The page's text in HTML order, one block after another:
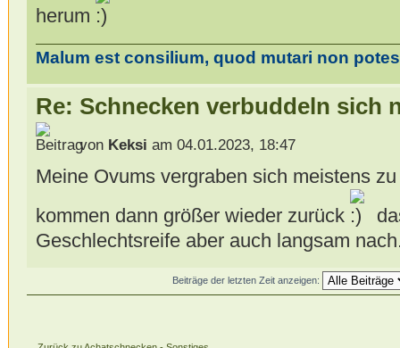
herum
Malum est consilium, quod mutari non
Re: Schnecken verbuddeln sich
von Keksi am 04.01.2023, 18:47
Meine Ovums vergraben sich meistens
kommen dann größer wieder zurück
Geschlechtsreife aber auch langsam
Beiträge der letzten Zeit anzeigen: